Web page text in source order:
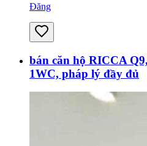
Đăng
bán căn hộ RICCA
1WC, pháp lý đầy đủ